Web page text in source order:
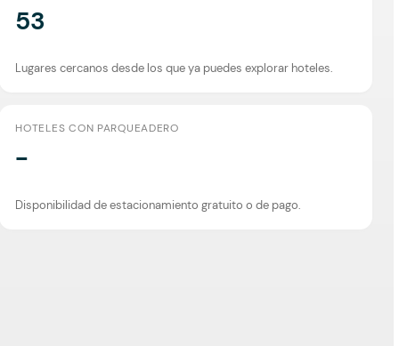
53
Lugares cercanos desde los que ya puedes explorar hoteles.
HOTELES CON PARQUEADERO
-
Disponibilidad de estacionamiento gratuito o de pago.